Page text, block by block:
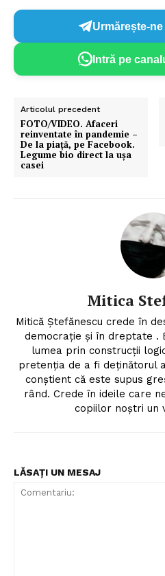
Urmărește-
Intră pe
Articolul precedent
FOTO/VIDEO. Afaceri
reinventate în pandemie –
De la piață, pe Facebook.
Legume bio direct la ușa
casei
Mitica
Mitică Ștefănescu crede în
democrație și în dreptate .
lumea prin construcții
pretenția de a fi deținătorul
conștient că este supus
rând. Crede în ideile care
copiilor noștri un
LĂSAȚI UN MESAJ